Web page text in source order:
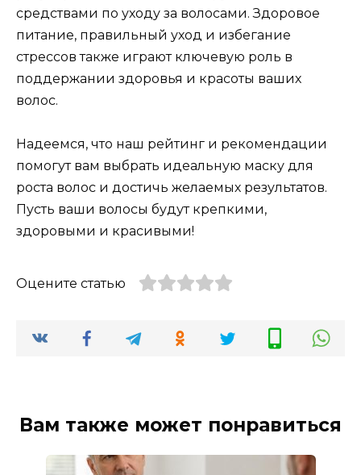
средствами по уходу за волосами. Здоровое
питание, правильный уход и избегание
стрессов также играют ключевую роль в
поддержании здоровья и красоты ваших
волос.
Надеемся, что наш рейтинг и рекомендации
помогут вам выбрать идеальную маску для
роста волос и достичь желаемых результатов.
Пусть ваши волосы будут крепкими,
здоровыми и красивыми!
Оцените статью
Вам также может понравиться